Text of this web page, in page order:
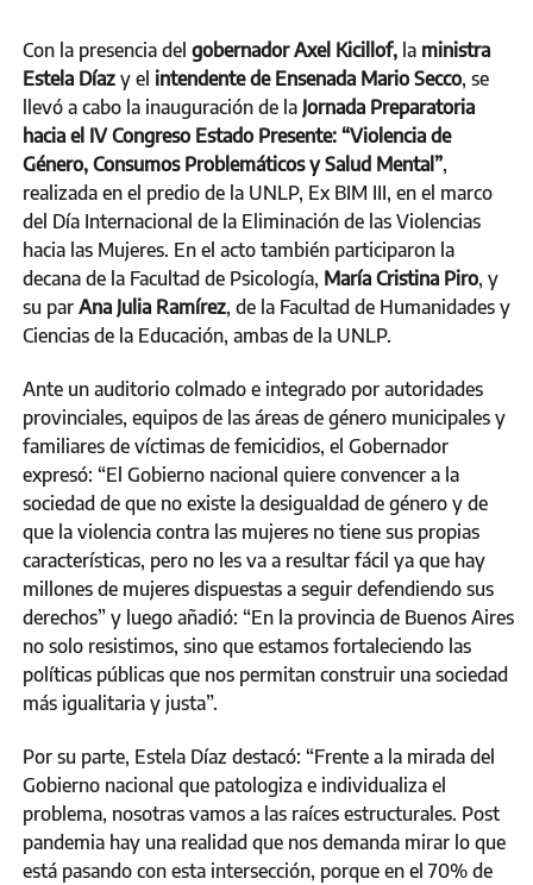
Con la presencia del gobernador Axel Kicillof, la ministra
Estela Díaz y el intendente de Ensenada Mario Secco, se
llevó a cabo la inauguración de la Jornada Preparatoria
hacia el IV Congreso Estado Presente: “Violencia de
Género, Consumos Problemáticos y Salud Mental”,
realizada en el predio de la UNLP, Ex BIM III, en el marco
del Día Internacional de la Eliminación de las Violencias
hacia las Mujeres. En el acto también participaron la
decana de la Facultad de Psicología, María Cristina Piro, y
su par Ana Julia Ramírez, de la Facultad de Humanidades y
Ciencias de la Educación, ambas de la UNLP.
Ante un auditorio colmado e integrado por autoridades
provinciales, equipos de las áreas de género municipales y
familiares de víctimas de femicidios, el Gobernador
expresó: “El Gobierno nacional quiere convencer a la
sociedad de que no existe la desigualdad de género y de
que la violencia contra las mujeres no tiene sus propias
características, pero no les va a resultar fácil ya que hay
millones de mujeres dispuestas a seguir defendiendo sus
derechos” y luego añadió: “En la provincia de Buenos Aires
no solo resistimos, sino que estamos fortaleciendo las
políticas públicas que nos permitan construir una sociedad
más igualitaria y justa”.
Por su parte, Estela Díaz destacó: “Frente a la mirada del
Gobierno nacional que patologiza e individualiza el
problema, nosotras vamos a las raíces estructurales. Post
pandemia hay una realidad que nos demanda mirar lo que
está pasando con esta intersección, porque en el 70% de